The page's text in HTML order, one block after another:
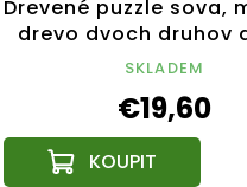
Drevené puzzle sova,
drevo dvoch druhov
18x13 cm
SKLADEM
€19,60